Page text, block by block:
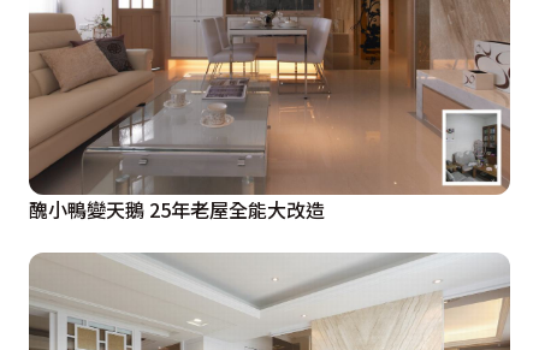
醜小鴨變天鵝 25年老屋全能大改造